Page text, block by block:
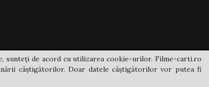
sunteți de acord cu utilizarea cookie-urilor. Filme-carti.ro
câștigătorilor. Doar datele câștigătorilor vor putea fi